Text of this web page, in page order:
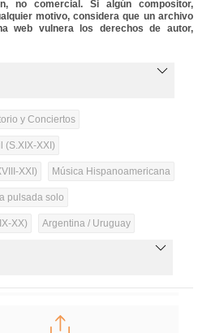
no comercial. Si algún compositor,
motivo, considera que un archivo
web vulnera los derechos de autor,
y Conciertos
(S.XIX-XXI)
XXI) Música Hispanoamericana
pulsada solo
XX) Argentina / Uruguay